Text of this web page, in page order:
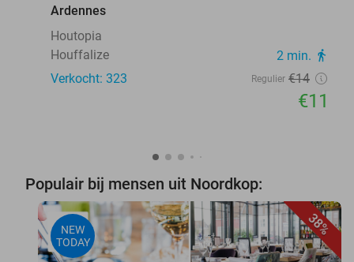
Ardennes
Houtopia
Houffalize
2 min. directions_walk
Verkocht: 323 Regulier €14
€11
Populair bij mensen uit Noordkop:
38%
NEW
TODAY